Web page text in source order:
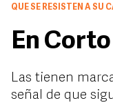
QUE SE RESISTEN A SU
En Corto
Las tienen
señal de que